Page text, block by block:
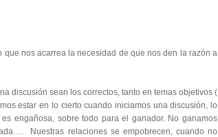
nos acarrea la necesidad de que nos den la razón a
discusión sean los correctos, tanto en temas objetivos (
estar en lo cierto cuando iniciamos una discusión, lo
engañosa, sobre todo para el ganador. No ganamos
Nuestras relaciones se empobrecen, cuando no